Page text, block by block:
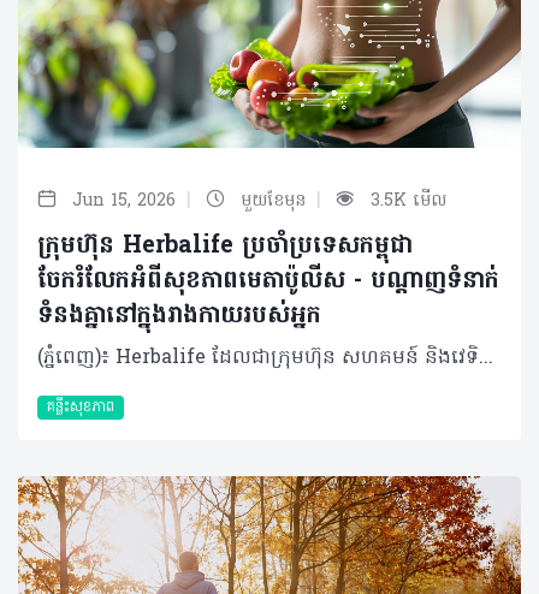
Jun 15, 2026 | មួយខែមុន | 3.5K មើល
ក្រុមហ៊ុន Herbalife ប្រចាំប្រទេសកម្ពុជា
ចែករំលែកអំពីសុខភាពមេតាប៉ូលីស - បណ្តាញទំនាក់
ទំនងគ្នានៅក្នុងរាងកាយរបស់អ្នក
(ភ្នំពេញ)៖ Herbalife ដែលជាក្រុមហ៊ុន សហគមន៍ និងវេទិកាភ្ជាប់ទំនាក់ទំនង លំដាប់ថ្នាក់ពិភពលោក ផ្នែកសុខភាព និងសុខុមាលភាពបានចែករំលែកអំពី សុខភាពមេតាប៉ូលីសនិងបណ្តាញទំនាក់ទំនងគ្នានៅក្នុងរាងកាយរបស់អ្នក។ សុខភាពមេតាប៉ូលីស មិនមែនត្រឹមតែជាការគ្រប់គ្រងទម្ងន់ ឬជាតិស្ករនោះទេ ប៉ុន្តែវាគឺជាសមត្ថភាពរបស់រាងកាយក្នុងការបំប្លែងអាហារទៅជាថាមពលប្រកបដោយប្រសិទ្ធភាព។ វាក៏រួមបញ្ចូលទាំងការរក្សាកម្រិតជាតិស្ករ ជាតិខ្លាញ់ សម្ពាធឈាមឱ្យនៅកម្រិតល្អ និងការបង្ការការរលាករ៉ាំរ៉ៃក្នុងរាងកាយផងដែរ។ ការផ្លាស់ប្តូររបបអាហារ ការរស់នៅបែបអង្គុយច្រើនមិនសូវបញ្ចេញកម្លាំង គឺជាកត្តាជម្រុញឱ្យសុខភាពមេតាប៉ូលីសធ្លាក់ចុះ​។​ វាជាការចាំបាច់ដែលយើងត្រូវយកចិត្តទុកដាក់លើសុខភាពមេតាប៉ូលីសឱ្យបានតាំងពីដំបូង។​ យើងអាចធ្វើទៅបានតាម​រយៈ​ការទទួលទានអាហារដែលមានជីវជាតិគ្រប់គ្រាន់ និងការរក្សាទម្លាប់រស់នៅល្អៗឱ្យបានជាប់លាប់។ ការពង្រឹងសុខភាពមេតាប៉ូលីស មិនមែនជាការដោះស្រាយមួយឆាវៗនោះទេ ប៉ុន្តែវាទាមទារឱ្យយើងផ្ដោតលើការស្តារតុល្យភាពនៃប្រព័ន្ធរាងកាយទាំងមូលឡើងវិញ។ ខាងក្រោមនេះគឺជាវិធីសាស្ត្រមួយចំនួនដើម្បីសម្រេចគោលដៅនេះ៖ គន្លឹះទី ១៖ សមាសធាតុផ្សំនៃរាងកាយពិតជាសំខាន់ (Body composition matters) មេតាប៉ូលីស មិនមែនរងឥទ្ធិពលពីទម្ងន់ខ្លួនតែមួយមុខនោះទេ ប៉ុន្តែវាអាស្រ័យទៅលើសមាសធាតុផ្សំនៃរាងកាយទាំងមូល។ ការដឹងពីអត្រាធៀបរវាង សាច់ដុំ និងខ្លាញ់ ផ្តល់រូបភាពច្បាស់លាស់អំពីសុខភាពមេតាប៉ូលីស ជាងការមើលតែលើទម្ងន់ ឬសន្ទស្សន៍ម៉ាសរាងកាយ (BMI) តែម្យ៉ាង។ សាច់ដុំ កោសិកាសាច់ដុំគឺជាផ្នែកដែលសកម្មខ្លាំងក្នុងការធ្វើមេតាប៉ូលីស ដូច្នេះការមានសាច់ដុំកាន់តែច្រើន មានន័យថារាងកាយរបស់អ្នកប្រើប្រាស់ថាមពលកាន់តែច្រើន សូម្បីតែក្នុងពេលដែលអ្នកកំពុងសម្រាកក៏ដោយ។ ខ្លាញ់ ជាផ្នែកសំខាន់នៃសុខភាពមេតាប៉ូលីស វាជាប្រភពថាមពលដែលរាងកាយពឹងផ្អែកពេញមួយថ្ងៃ ហើយវាក៏ជាផ្នែកមួយ​ដែលជួយបង្កើតភ្នាសការពារកោសិកាផងដែរ។ ទោះជាយ៉ាងណាក៏ដោយ ខ្លាញ់ច្រើនពេក ជាពិសេសខ្លាញ់មិនល្អនៅជុំវិញសរីរាង្គខាងក្នុង (Internal Organ) អាចរំខានដល់តុល្យភាពមេតាប៉ូលីស និងអាច បង្កើនហានិភ័យនៃការរលាកផ្សេងៗ។ ខ្លាញ់ល្អ ដូចជាអាស៊ីតខ្លាញ់អូមេហ្គា-៣ (Omega-3) នៅក្នុងត្រី ខ្លាញ់នៅក្នុងគ្រាប់ធញ្ញជាតិ និងប្រេងអូលីវ គឺជួយពង្រឹងមុខងារមេតាប៉ូលីស។ ការស្រាវជ្រាវបានបង្ហាញថា អូមេហ្គា-៣ ជួយដល់ការបង្កើតសាច់ដុំ និងស្តារសាច់ដុំក្រោយហាត់ប្រាណឡើងវិញផងដែរ។ លើសពីនេះ វាក៏ជួយឱ្យរាងកាយប្រើប្រាស់ជាតិស្ករបានល្អ (អាំងស៊ុយលីន) ជួយគ្រប់គ្រងទម្ងន់ និងការពារកុំឱ្យបាត់បង់កម្លាំងសាច់ដុំ ចំពោះមនុស្សចាស់ដែលប្រឈមនឹងការស្រកសាច់ដុំតាមវ័យផងដែរ។ គន្លឹះទី ២៖ ការគ្រប់គ្រងកម្រិតជាតិស្ករក្នុងឈាម ការរក្សាកម្រិតជាតិស្ករក្នុងឈាមឱ្យមានលំនឹង គឺជាចំណុចដ៏សំខាន់បំផុតសម្រាប់សុខភាពមេតាប៉ូលីស។ នៅពេលយើងញ៉ាំកាបូអ៊ីដ្រាត ជាតិស្ករនឹងចូលទៅក្នុងឈាម រាងកាយនឹងបញ្ចេញអាំងស៊ុយលីន ដើម្បីជួយបញ្ជូនជាតិស្ករទាំងនោះទៅក្នុងកោសិកាសម្រាប់បង្កើតជាថាមពល។ ផ្ទុយទៅវិញ ការញ៉ាំអាហារដែលមានជាតិស្ករខ្ពស់ ញឹកញាប់ពេក (ដូចជា នំខេក នំបុ័ងស ឬភេសជ្ជៈផ្អែម) ដែលខ្វះជាតិសរសៃ និងប្រូតេអ៊ីន នឹងធ្វើឱ្យជាតិស្ករក្នុងឈាមឡើងខ្ពស់ខ្លាំងភ្លាមៗ ដែលបន្ទាប់មកបង្ខំឱ្យរាងកាយបញ្ចេញអាំងស៊ុយលីនមកច្រើនហួសប្រមាណ ដែលយូរៗទៅនឹងធ្វើឱ្យមេតាប៉ូលីសចុះខ្សោយ។ ដើម្បីឱ្យរាងកាយគ្រប់គ្រងថាមពលបានល្អ យើងគួរផ្តោតលើអាហារដែលមានតុល្យភាពដូចជា ម្សៅដែលមិនសូវឡើងជាតិស្ករខ្លាំង (Low-glycemic) ប្រូតេអ៊ីន ខ្លាញ់ល្អ និងជាតិសរសៃឱ្យបានច្រើន។ ការទទួលទានអាហារឱ្យទៀងពេលវេលា និងការចៀសវាងការទទួលទានពេលយប់ជ្រៅ គឺមានសារៈសំខាន់ខ្លាំងណាស់ ដើម្បីឱ្យប្រព័ន្ធមេតាប៉ូលីសដំណើរការស្របទៅតាមអ្វីដែលដែលរាងកាយអ្នកទម្លាប់ពីធម្មជាតិមកស្រាប់។ ការធ្វើបែបនេះ នឹងជួយឱ្យរាងកាយប្រើប្រាស់អាំងស៊ុយលីនបានកាន់តែមានប្រសិទ្ធភាព និងជួយឱ្យការទាញយកថាមពលមកប្រើប្រាស់បានកាន់តែល្អប្រសើរ។ គន្លឹះទី ៣៖ សុខភាពពោះវៀន ពោះវៀនត្រូវបានគេហៅថាជា "ខួរក្បាលទីពីរ" របស់រាងកាយ ហើយវាគឺជាកត្តាដ៏សំខាន់បំផុតមួយដែលជួយជម្រុញសុខភាពមេតាប៉ូលីស។ នៅក្នុងពោះវៀនមានមីក្រូសារពាង្គកាយតូចៗរាប់លាន ដែលធ្វើការងារយ៉ាងជិតស្និទ្ធជាមួយសរីរាង្គ​ផ្សេង​ៗ ដើម្បីជួយដល់ការបំប្លែងសារធាតុចិញ្ចឹម និងការទាញយកថាមពលពីអាហារ។ ប្រសិនបើពោះវៀនមានសុខភាពល្អ និងមានតុល្យភាព នោះមានន័យថាមេតាប៉ូលីសក៏ដំណើរការបានល្អផងដែរ។ សុខភាពពោះវៀន គឺជាដំណើរការដែលត្រូវធ្វើការបន្តិចម្តងៗ តាមរយៈការញ៉ាំអាហារដែលមានប្រូបាយអូទិក (Probiotics) អាហារដែលមានជាតិសរសៃ (Prebiotics)​ របបអាហារដែលមានតុល្យភាព និងការរស់នៅប្រកបដោយទម្លាប់ល្អ។ ការអនុវត្តទម្លាប់ទាំងនេះជាប់លាប់ នឹងជួយចិញ្ចឹមមីក្រូសារពាង្គកាយល្អៗក្នុងពោះវៀនឱ្យកាន់តែរឹងមាំ ដែលជួយដល់ប្រព័ន្ធភាពស៊ាំ កាត់បន្ថយការរលាកក្នុងរាងកាយ និងជម្រុញឱ្យប្រព័ន្ធមេតាប៉ូលីសដំណើរការបានកាន់តែប្រសើរ។ គន្លឹះទី ៤៖ ការសម្រាក និងការស្តារឡើងវិញ (Rest and reset) ការគេងបានស្កប់ស្កល់ និងការគ្រប់គ្រងស្ត្រេសបានល្អ ជួយឱ្យអ័រម៉ូនក្នុងរាងកាយមានលំនឹង ដែលជួយឱ្យប្រព័ន្ធមេតាប៉ូលីសដំណើរការបានល្អ ជួយគ្រប់គ្រងចំណង់អាហារ និងរក្សាកម្រិតជាតិស្ករក្នុងឈាមឱ្យមានស្ថេរភាព។ អ្វីដែលស្បែករបស់អ្នកអាចប្រាប់អំពីសុខភាពមេតាប៉ូលីស ទោះបីជាសុខភាពមេតាប៉ូលីសដំណើរការនៅខាងក្នុងក៏ដោយ ប៉ុន្តែផលប៉ះពាល់របស់វាក៏អាចបង្ហាញឱ្យឃើញនៅលើស្បែកផងដែរ។ ទោះបីជាសុខភាពស្បែកមិនមែនជាអ្នកកំណត់មុខងារមេតាប៉ូលីសក៏ដោយ ប៉ុន្តែវាអាចឆ្លុះបញ្ចាំងពីអតុល្យភាពដែលពាក់ព័ន្ធនឹងសុខភាពពោះវៀន ការគ្រប់គ្រងជាតិស្ករ សមាសធាតុផ្សំនៃរាងកាយ ការគេង ព្រមទាំងស្ត្រេសផងដែរ។ ស្បែកដែលថ្លា និងភ្លឺរលោង (Glass skin) ដែលមនុស្សជាច្រើនប្រាថ្នាចង់បាន គឺចាប់ផ្តើមចេញពីការផ្តល់អាហារូបត្ថម្ភដល់រាងកាយពីខាងក្នុង ៖ ប្រូតេអ៊ីន៖ ការទទួលទានប្រូតេអ៊ីនឱ្យបានគ្រប់គ្រាន់ជួយដល់ការជួសជុល និងបង្កើតកោសិកាស្បែកថ្មី បន្លែផ្លែឈើចម្រុះពណ៌៖ ផ្តល់នូវសារធាតុប្រឆាំងអុកស៊ីតកម្ម ដូចជាវីតាមីន A, C, E និងសារធាតុរុក្ខជាតិ (Phytonutrients) ដែលជួយការពារប្រឆាំងនឹងភាពតានតឹងអុកស៊ីតកម្ម និងជួយដល់ការបង្កើត Collagen ការរក្សាជាតិទឹក៖ ការញ៉ាំទឹកឱ្យបានគ្រប់គ្រាន់ និងអាហារដែលមានជីវជាតិចម្រុះមុខ ជួយរក្សារស្បែកឱ្យមានភាពយឺត និងស្រស់ថ្លា សុខភាពមេតាប៉ូលីសល្អ គឺជាការរៀបចំប្រព័ន្ធរាងកាយឱ្យមានភាពស៊ីសង្វាក់គ្នា។ ការជ្រើសរើសទម្លាប់ល្អៗជារៀងរាល់ថ្ងៃ ទោះបីជាជារឿងតូចតាច ក៏អាចបង្កើតជាគ្រឹះដ៏រឹងមាំសម្រាប់សុខភាពមេតាប៉ូលីស និងជួយឱ្យមានសុខភាពល្អក្នុងរយៈពេលវែង។ អំពីក្រុមហ៊ុន Herbalife ក្រុមហ៊ុន Herbalife (NYSE: HLF) គឺជាក្រុមហ៊ុនសុខភាព និងសុខុមាលភាពឈានមុខគេ និងជាសហគមន៍ដែលកំពុងផ្លាស់ប្តូរជីវិតរបស់មនុស្សជាមួយនឹងផលិតផលអាហារូបត្ថម្ភដ៏អស្ចារ្យ និងជាឱកាសអាជីវកម្មសម្រាប់សមាជិកឯករាជ្យ​របស់ខ្លួនចាប់តាំងពីឆ្នាំ 1980។ ក្រុមហ៊ុនផ្តល់ជូននូវផលិតផលដែលគាំទ្រដោយវិទ្យាសាស្រ្តដល់អ្នកប្រើប្រាស់នៅក្នុងទីផ្សារជាង 90។ តាមរយៈសមាជិកឯករាជ្យដែលផ្តល់ជូននូវការបណ្តុះបណ្តាលមួយទល់មួយ និងផ្តល់ការគាំទ្រសហគមន៍ដោយបំផុសគំនិតឱ្យអតិថិជនប្រកាន់ខ្ជាប់នូវរបៀបរស់នៅដែលមានភាពសកម្ម។
គន្លឹះសុខភាព